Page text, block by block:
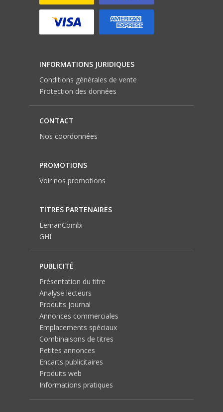
INFORMATIONS JURIDIQUES
Conditions générales de vente
Protection des données
CONTACT
Nos coordonnées
PROMOTIONS
Voir nos promotions
TITRES PARTENAIRES
LemanCombi
GHI
PUBLICITÉ
Présentation du titre
Analyse lecteurs
Produits journal
Annonces commerciales
Emplacements spéciaux
Combinaisons de titres
Petites annonces
Encarts publicitaires
Produits web
Informations pratiques